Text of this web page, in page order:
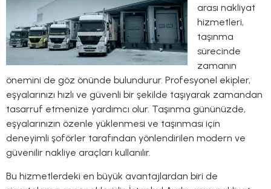
arası nakliyat
hizmetleri,
taşınma
sürecinde
zamanın
önemini de göz önünde bulundurur. Profesyonel ekipler,
eşyalarınızı hızlı ve güvenli bir şekilde taşıyarak zamandan
tasarruf etmenize yardımcı olur. Taşınma gününüzde,
eşyalarınızın özenle yüklenmesi ve taşınması için
deneyimli şoförler tarafından yönlendirilen modern ve
güvenilir nakliye araçları kullanılır.
Bu hizmetlerdeki en büyük avantajlardan biri de